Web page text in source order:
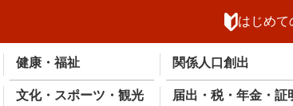
はじめて
健康・福祉 関係人口創出
文化・スポーツ・観光 届出・税・年金・証